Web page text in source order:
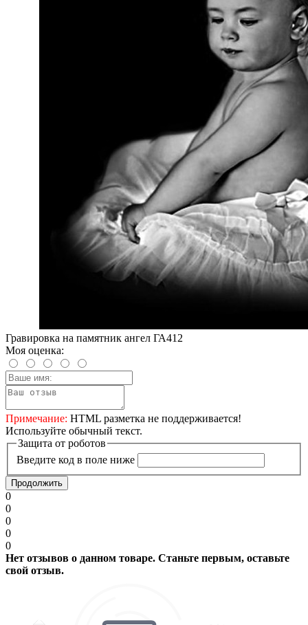
Гравировка на памятник ангел ГА412
Моя оценка:
Примечание: HTML разметка не поддерживается!
Используйте обычный текст.
Защита от роботов
Введите код в поле ниже
Продолжить
0
0
0
0
0
Нет отзывов о данном товаре. Станьте первым, оставьте
свой отзыв.